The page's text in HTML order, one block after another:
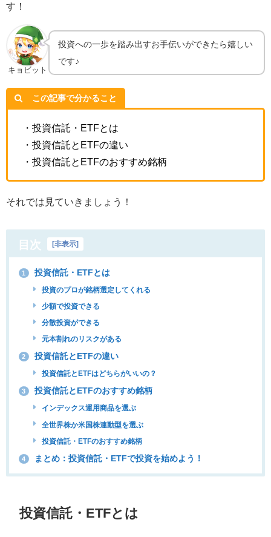
す！
キョビット
投資への一歩を踏み出すお手伝いができたら嬉しい
です♪
この記事で分かること
・投資信託・ETFとは
・投資信託とETFの違い
・投資信託とETFのおすすめ銘柄
それでは見ていきましょう！
目次 非表示
1 投資信託・ETFとは
投資のプロが銘柄選定してくれる
少額で投資できる
分散投資ができる
元本割れのリスクがある
2 投資信託とETFの違い
投資信託とETFはどちらがいいの？
3 投資信託とETFのおすすめ銘柄
インデックス運用商品を選ぶ
全世界株か米国株連動型を選ぶ
投資信託・ETFのおすすめ銘柄
4 まとめ：投資信託・ETFで投資を始めよう！
投資信託・ETFとは